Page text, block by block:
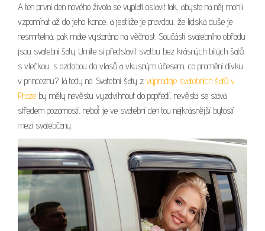
A ten první den nového života se vyplatí oslavit tak, abyste na něj mohli
vzpomínat až do jeho konce, a jestliže je pravdou, že lidská duše je
nesmrtelná, pak máte vystaráno na věčnost. Součástí svatebního obřadu
jsou svatební šaty. Umíte si představit svatbu bez krásných bílých šatů
s vlečkou, s ozdobou do vlasů a vkusným účesem, co promění dívku
v princeznu? Já tedy ne. Svatební šaty z výprodeje svatebních šatů v
Praze by měly nevěstu vyzdvihnout do popředí, nevěsta se stává
středem pozornosti, neboť je ve svatební den tou nejkrásnější bytostí
mezi svatebčany.